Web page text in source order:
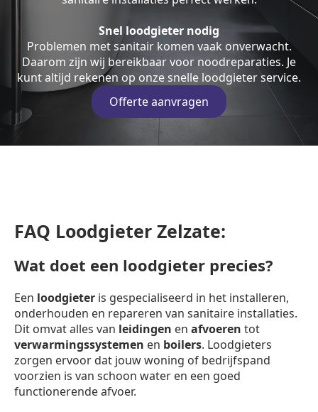
Snel loodgieter nodig
Problemen met sanitair komen vaak onverwacht.
Daarom zijn wij bereikbaar voor noodreparaties. Je
kunt altijd rekenen op onze snelle loodgieter service.
Offerte aanvragen
FAQ Loodgieter Zelzate:
Wat doet een loodgieter precies?
Een loodgieter is gespecialiseerd in het installeren,
onderhouden en repareren van sanitaire installaties.
Dit omvat alles van leidingen en afvoeren tot
verwarmingssystemen en boilers. Loodgieters
zorgen ervoor dat jouw woning of bedrijfspand
voorzien is van schoon water en een goed
functionerende afvoer.